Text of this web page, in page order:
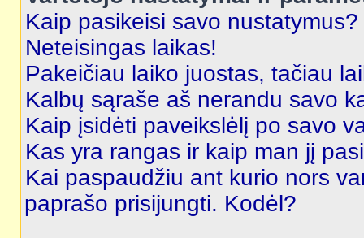
Kaip pasikeisi savo nustatymus?
Neteisingas laikas!
Pakeičiau laiko juostas, tačiau
Kalbų sąraše aš nerandu savo
Kaip įsidėti paveikslėlį po savo
Kas yra rangas ir kaip man jį
Kai paspaudžiu ant kurio nors
paprašo prisijungti. Kodėl?